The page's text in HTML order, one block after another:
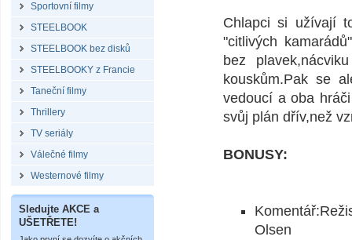
Sportovní filmy
STEELBOOK
STEELBOOK bez disků
STEELBOOKY z Francie
Taneční filmy
Thrillery
TV seriály
Válečné filmy
Westernové filmy
Sledujte AKCE a
UŠETŘETE!
Chlapci si užívají
"citlivých
bez
kouskům.Pak se
vedoucí a oba
svůj plán dřív,než
BONUSY:
Olsen